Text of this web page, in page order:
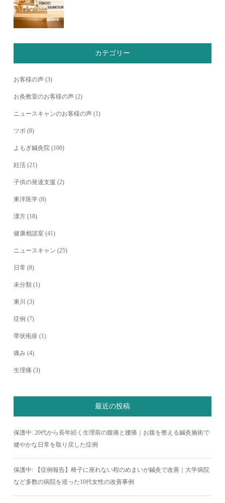
カテゴリー
お客様の声 (3)
お灸教室のお客様の声 (2)
ニュースキャンのお客様の声 (1)
ツボ (8)
よもぎ鍼灸院 (100)
妊活 (21)
子供の発達支援 (2)
東洋医学 (8)
漢方 (18)
健康相談室 (41)
ニュースキャン (25)
日常 (8)
未分類 (1)
東川 (3)
症例 (7)
帯状疱疹 (1)
痛み (4)
生理痛 (3)
最近の投稿
保護中: 20代から長年続く生理前の腹痛と腰痛｜お腹を整える鍼灸施術で
健やかな日常を取り戻した症例
保護中: 【症例報告】椅子に座れない程のめまいが鍼灸で改善｜大学病院
など多数の病院を巡った10代女性の改善事例